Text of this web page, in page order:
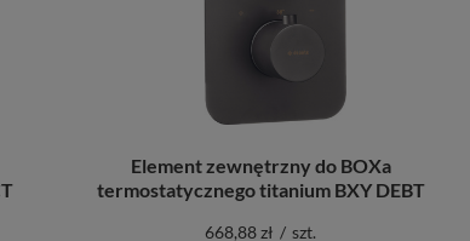
Element zewnętrzny do BOXa
termostatycznego titanium BXY DEBT
668,88 zł / szt.